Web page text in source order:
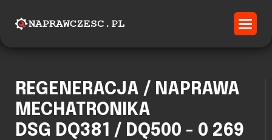
REGENERACJA / NAPRAWA
MECHATRONIKA
DSG DQ381 / DQ500 - 0 269